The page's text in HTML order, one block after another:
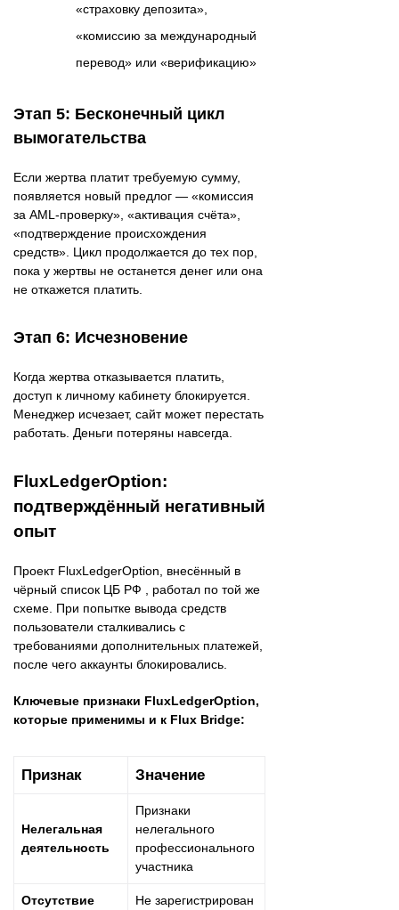
«страховку депозита»,
«комиссию за международный
перевод» или «верификацию»
Этап 5: Бесконечный цикл
вымогательства
Если жертва платит требуемую сумму,
появляется новый предлог — «комиссия
за AML-проверку», «активация счёта»,
«подтверждение происхождения
средств». Цикл продолжается до тех пор,
пока у жертвы не останется денег или она
не откажется платить.
Этап 6: Исчезновение
Когда жертва отказывается платить,
доступ к личному кабинету блокируется.
Менеджер исчезает, сайт может перестать
работать. Деньги потеряны навсегда.
FluxLedgerOption:
подтверждённый негативный
опыт
Проект FluxLedgerOption, внесённый в
чёрный список ЦБ РФ , работал по той же
схеме. При попытке вывода средств
пользователи сталкивались с
требованиями дополнительных платежей,
после чего аккаунты блокировались.
Ключевые признаки FluxLedgerOption,
которые применимы и к Flux Bridge:
Признак Значение
Нелегальная
деятельность
Признаки
нелегального
профессионального
участника
Отсутствие
Не зарегистрирован